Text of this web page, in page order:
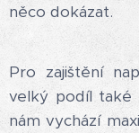
něco dokázat.
Pro zajištění
velký podíl také
nám vychází